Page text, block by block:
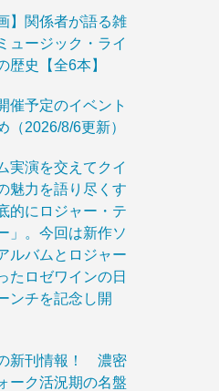
】関係者が語る雑
ュージック・ライ
歴史【全6本】
催予定のイベント
（2026/8/6更新）
実演を交えてクイ
魅力を語り尽くす
的にロジャー・テ
」。今回は新作ソ
ルバムとロジャー
たロゼワインの日
ンチを記念し開
新刊情報！ 濃密
ーク活況期の名盤